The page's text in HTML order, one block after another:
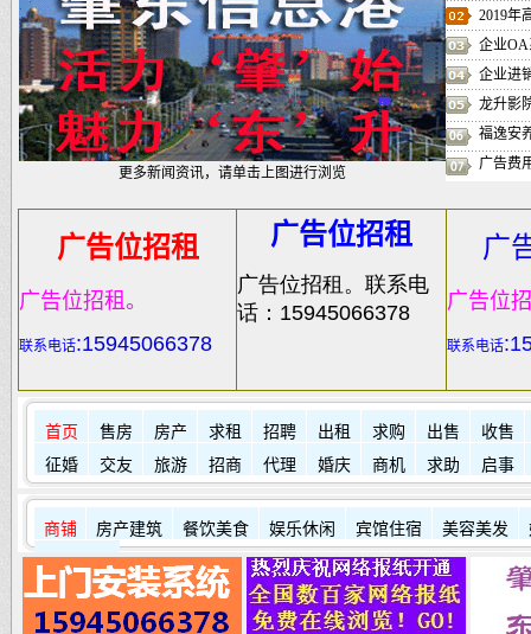
更多新闻资讯，请单击上图进行浏览
2019年
企业OA
企业进
龙升影
福逸安
广告费
广告位招租
广告位招租。
联系电话:15945066378
广告位招租
广告位招租。联系电
话：15945066378
广
广告位
联系电话
首页 售房 房产 求租 招聘 出租 求购 出售
收售
征婚
交友 旅游 招商 代理 婚庆 商机 求助 启事
商铺 房产建筑 餐饮美食 娱乐休闲 宾馆住宿 美容美发
其它店铺